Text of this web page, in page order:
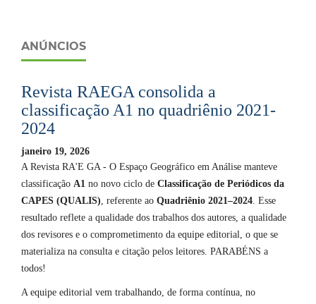
ANÚNCIOS
Revista RAEGA consolida a
classificação A1 no quadriênio 2021-
2024
janeiro 19, 2026
A Revista RA'E GA - O Espaço Geográfico em Análise manteve
classificação A1 no novo ciclo de Classificação de Periódicos da
CAPES (QUALIS), referente ao Quadriênio 2021–2024. Esse
resultado reflete a qualidade dos trabalhos dos autores, a qualidade
dos revisores e o comprometimento da equipe editorial, o que se
materializa na consulta e citação pelos leitores. PARABÉNS a
todos!
A equipe editorial vem trabalhando, de forma contínua, no